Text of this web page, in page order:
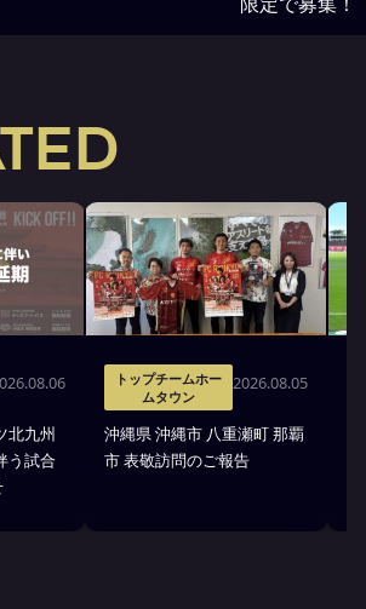
北九州
う試合
トップチームホー
ムタウン
2026.08.05
沖縄県 沖縄市 八重瀬町 那覇
市 表敬訪問のご報告